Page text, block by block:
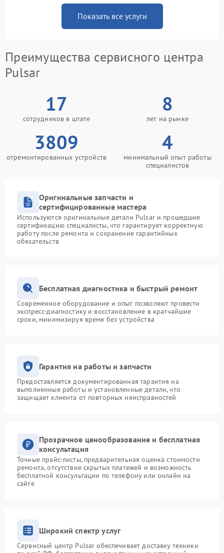
Показать все услуги
Преимущества сервисного центра
Pulsar
17
сотрудников в штате
8
лет на рынке
3809
отремонтированных устройств
4
минимальный опыт работы
специалистов
Оригинальные запчасти и
сертифицированные мастера
Используются оригинальные детали Pulsar и прошедшие
сертификацию специалисты, что гарантирует корректную
работу после ремонта и сохранение гарантийных
обязательств
Бесплатная диагностика и быстрый ремонт
Современное оборудование и опыт позволяют провести
экспресс-диагностику и восстановление в кратчайшие
сроки, минимизируя время без устройства
Гарантия на работы и запчасти
Предоставляется документированная гарантия на
выполненные работы и установленные детали, что
защищает клиента от повторных неисправностей
Прозрачное ценообразование и бесплатная
консультация
Точные прайс-листы, предварительная оценка стоимости
ремонта, отсутствие скрытых платежей и возможность
бесплатной консультации по телефону или онлайн на
сайте
Широкий спектр услуг
Сервисный центр Pulsar обеспечивает доставку техники